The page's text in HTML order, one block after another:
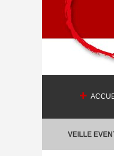
VEILLE